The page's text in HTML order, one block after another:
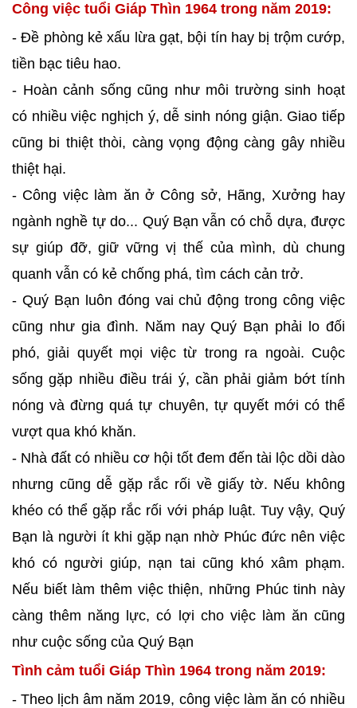
Công việc tuổi Giáp Thìn 1964 trong năm 2019:
- Đề phòng kẻ xấu lừa gạt, bội tín hay bị trộm cướp,
tiền bạc tiêu hao.
- Hoàn cảnh sống cũng như môi trường sinh hoạt
có nhiều việc nghịch ý, dễ sinh nóng giận. Giao tiếp
cũng bi thiệt thòi, càng vọng động càng gây nhiều
thiệt hại.
- Công việc làm ăn ở Công sở, Hãng, Xưởng hay
ngành nghề tự do... Quý Bạn vẫn có chỗ dựa, được
sự giúp đỡ, giữ vững vị thế của mình, dù chung
quanh vẫn có kẻ chống phá, tìm cách cản trở.
- Quý Bạn luôn đóng vai chủ động trong công việc
cũng như gia đình. Năm nay Quý Bạn phải lo đối
phó, giải quyết mọi việc từ trong ra ngoài. Cuộc
sống gặp nhiều điều trái ý, cần phải giảm bớt tính
nóng và đừng quá tự chuyên, tự quyết mới có thể
vượt qua khó khăn.
- Nhà đất có nhiều cơ hội tốt đem đến tài lộc dồi dào
nhưng cũng dễ gặp rắc rối về giấy tờ. Nếu không
khéo có thể gặp rắc rối với pháp luật. Tuy vậy, Quý
Bạn là người ít khi gặp nạn nhờ Phúc đức nên việc
khó có người giúp, nạn tai cũng khó xâm phạm.
Nếu biết làm thêm việc thiện, những Phúc tinh này
càng thêm năng lực, có lợi cho việc làm ăn cũng
như cuộc sống của Quý Bạn
Tình cảm tuổi Giáp Thìn 1964 trong năm 2019:
- Theo lịch âm năm 2019, công việc làm ăn có nhiều